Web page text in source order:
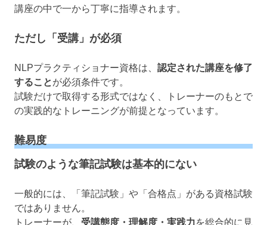
講座の中で一から丁寧に指導されます。
ただし「受講」が必須
NLPプラクティショナー資格は、 認定された講座を修了
することが必須条件です。
試験だけで取得する形式ではなく、トレーナーのもとで
の実践的なトレーニングが前提となっています。
難易度
試験のような筆記試験は基本的にない
一般的には、「筆記試験」や「合格点」がある資格試験
ではありません。
トレーナーが、 受講態度・理解度・実践力を総合的に見